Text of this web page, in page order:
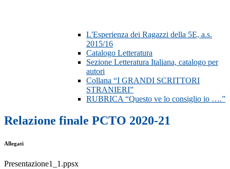
L'Esperienza dei Ragazzi della 5E, a.s.
2015/16
Catalogo Letteratura
Sezione Letteratura Italiana, catalogo per
autori
Collana “I GRANDI SCRITTORI
STRANIERI”
RUBRICA “Questo ve lo consiglio io ….”
Relazione finale PCTO 2020-21
Allegati
Presentazione1_1.ppsx